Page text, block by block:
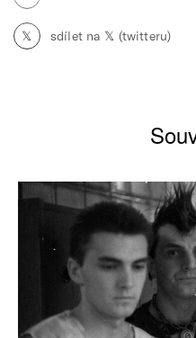
𝕏 sdílet na 𝕏 (twitteru)